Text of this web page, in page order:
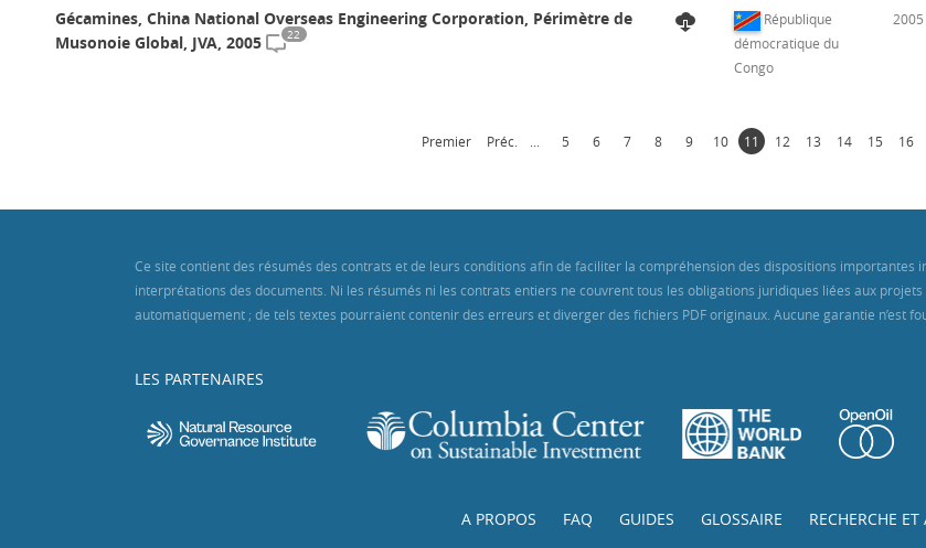
Gécamines, China National Overseas Engineering Corporation, Périmètre de
Musonoie Global, JVA, 2005
22
République
démocratique du
Congo
2005
Premier Préc. 5 6 7 8 9 10 11 12 13 14 15 16
Ce site contient des résumés des contrats et de leurs conditions afin de faciliter la compréhension des dispositions importantes
interprétations des documents. Ni les résumés ni les contrats entiers ne couvrent tous les obligations juridiques liées aux
automatiquement ; de tels textes pourraient contenir des erreurs et diverger des fichiers PDF originaux. Aucune garantie n’est
LES PARTENAIRES
A PROPOS FAQ GUIDES GLOSSAIRE RECHERCHE ET